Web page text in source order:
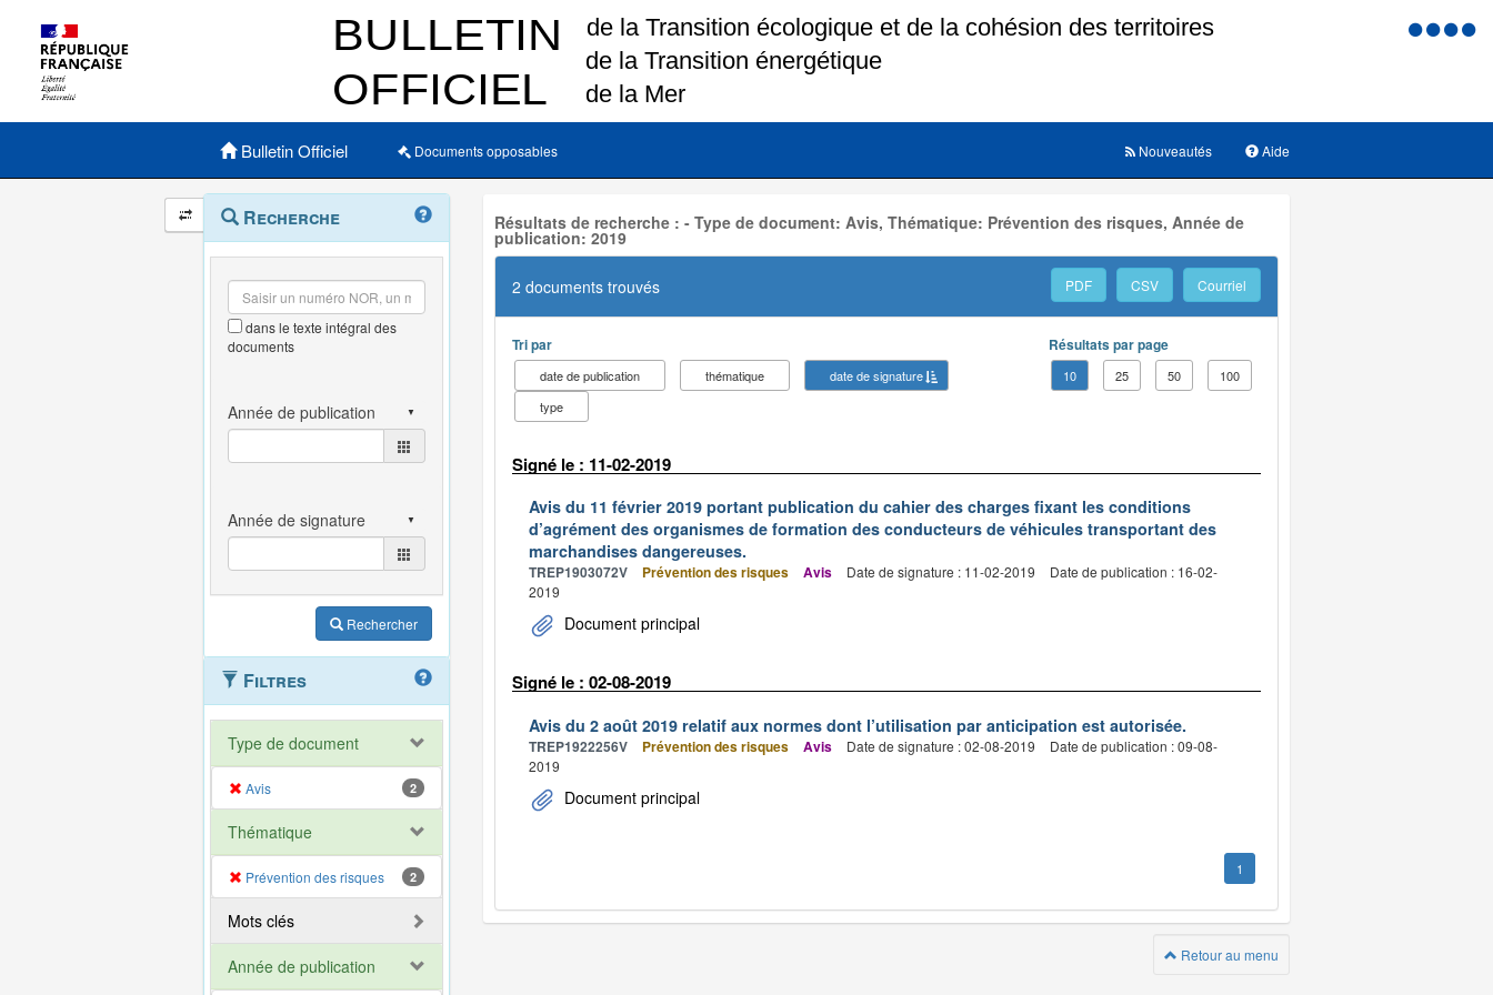
Menu
Menu principal
Bulletin Officiel Documents opposables Aide
Nouveautés
Navigation
et
outils
annexes
Menu
contextuel
Recherche
dans le texte intégral des
documents
Rechercher
Filtres
Type de document
Avis 2
Thématique
Prévention des risques 2
Mots clés
Année de publication
Résultats de recherche : - Type de document: Avis, Thématique: Prévention des risques, Année de
publication: 2019
2 documents trouvés PDF CSV Courriel
Tri par
date de publication thématique
date de signature
type
Résultats par page
10 25 50 100
Signé le : 11-02-2019
Avis du 11 février 2019 portant publication du cahier des charges fixant les conditions
d’agrément des organismes de formation des conducteurs de véhicules transportant des
marchandises dangereuses.
TREP1903072V Prévention des risques Avis Date de signature : 11-02-2019
Date de publication : 16-02-
2019
Document principal
Signé le : 02-08-2019
Avis du 2 août 2019 relatif aux normes dont l’utilisation par anticipation est autorisée.
TREP1922256V Prévention des risques Avis Date de signature : 02-08-2019
Date de publication : 09-08-
2019
Document principal
1
Retour au menu